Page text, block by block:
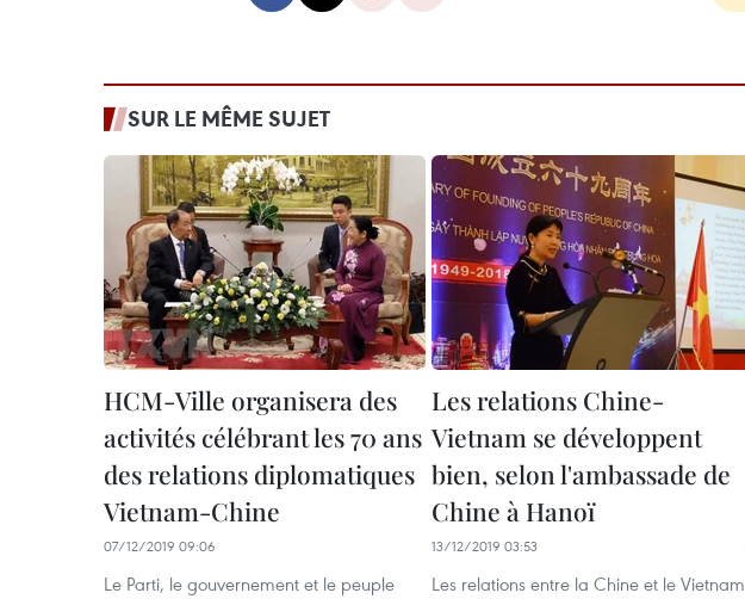
SUR LE MÊME SUJET
HCM-Ville organisera des
activités célébrant les 70 ans
des relations diplomatiques
Vietnam-Chine
07/12/2019 09:06
Le Parti, le gouvernement et le peuple
Les relations Chine-
Vietnam se développent
bien, selon l'ambassade de
Chine à Hanoï
13/12/2019 03:53
Les relations entre la Chine et le Vietnam